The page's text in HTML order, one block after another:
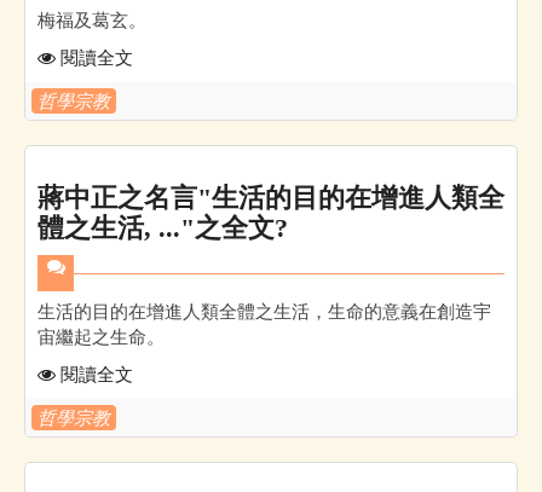
梅福及葛玄。
閱讀全文
哲學宗教
蔣中正之名言"生活的目的在增進人類全
體之生活, ..."之全文?
生活的目的在增進人類全體之生活，生命的意義在創造宇
宙繼起之生命。
閱讀全文
哲學宗教